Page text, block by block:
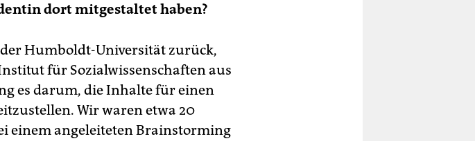
dort mitgestaltet haben?
Humboldt-Universität zurück,
für Sozialwissenschaften aus
es darum, die Inhalte für einen
Wir waren etwa 20
einem angeleiteten Brainstorming